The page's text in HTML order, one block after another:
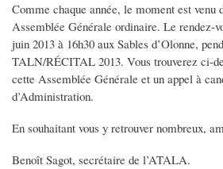
Comme chaque année, le moment est venu
Assemblée Générale ordinaire. Le rendez-
juin 2013 à 16h30 aux Sables d’Olonne,
TALN/RÉCITAL 2013. Vous trouverez ci-
cette Assemblée Générale et un appel à
d’Administration.
En souhaitant vous y retrouver nombreux,
Benoît Sagot, secrétaire de l’ATALA.